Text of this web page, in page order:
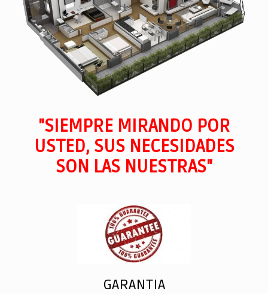
"SIEMPRE MIRANDO POR
USTED, SUS NECESIDADES
SON LAS NUESTRAS"
GARANTIA